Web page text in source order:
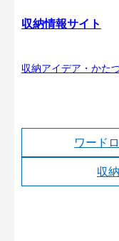
収納情報サイト
収納アイデア・かた
ワード
収